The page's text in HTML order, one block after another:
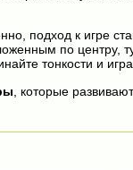
подход к игре
по центру,
тонкости и
, которые